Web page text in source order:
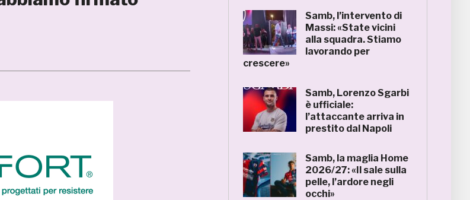
Samb, l’intervento di
Massi: «State vicini
alla squadra. Stiamo
lavorando per
crescere»
Samb, Lorenzo Sgarbi
è ufficiale:
l’attaccante arriva in
prestito dal Napoli
Samb, la maglia Home
2026/27: «Il sale sulla
pelle, l’ardore negli
occhi»